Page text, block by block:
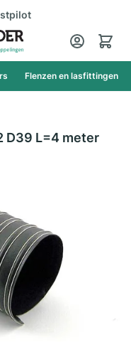
Cart
Flenzen en lasfittingen
D39 L=4 meter